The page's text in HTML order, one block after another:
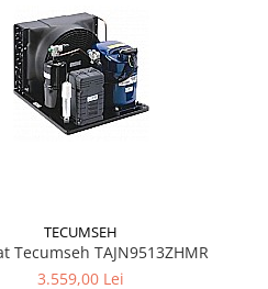
TECUMSEH
Tecumseh TAJN9513ZHMR
3.559,00 Lei